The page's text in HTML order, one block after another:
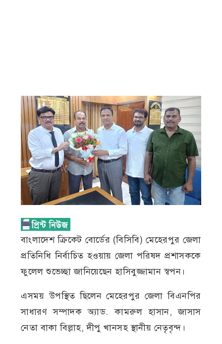
বাংলাদেশ ক্রিকেট বোর্ডের (বিসিবি) মেহেরপুর জেলা
প্রতিনিধি নির্বাচিত হওয়ায় জেলা পরিষদ প্রশাসককে
ফুলেল শুভেচ্ছা জানিয়েছেন হাসিবুজ্জামান স্বপন।
এসময় উপস্থিত ছিলেন মেহেরপুর জেলা বিএনপির
সাধারণ সম্পাদক অ্যাড. কামরুল হাসান, জাসাস
নেতা বাকা বিল্লাহ, দীপু খানসহ স্থানীয় নেতৃবৃন্দ।